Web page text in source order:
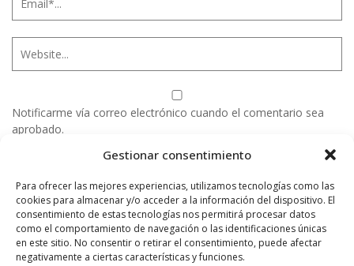
Gestionar consentimiento
Para ofrecer las mejores experiencias, utilizamos tecnologías como las
cookies para almacenar y/o acceder a la información del dispositivo. El
consentimiento de estas tecnologías nos permitirá procesar datos
como el comportamiento de navegación o las identificaciones únicas
en este sitio. No consentir o retirar el consentimiento, puede afectar
negativamente a ciertas características y funciones.
Notificarme vía correo electrónico cuando el comentario sea
aprobado.
cómo se procesan los datos de tus comentarios.
PUBLICIDAD